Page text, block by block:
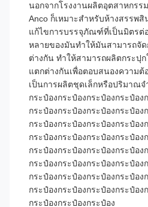
นอกจากโรงงานผลิตอุตสาหกรร
Anco ก็เหมาะสําหรับห้างสรรพ
แก้ไขการบรรจุภัณฑ์ที่เป็นมิตรต่
หลายของมันทําให้มันสามารถจั
ต่างกัน ทําให้สามารถผลิตกระปุ
แตกต่างกันเพื่อตอบสนองความต้
เป็นการผลิตชุดเล็กหรือปริมาณจํ
กระป๋องกระป๋องกระป๋องกระป๋อง
กระป๋องกระป๋องกระป๋องกระป๋อง
กระป๋องกระป๋องกระป๋องกระป๋อง
กระป๋องกระป๋องกระป๋องกระป๋อง
กระป๋องกระป๋องกระป๋องกระป๋อง
กระป๋องกระป๋องกระป๋องกระป๋อง
กระป๋องกระป๋องกระป๋องกระป๋อง
กระป๋องกระป๋องกระป๋องกระป๋อง
กระป๋องกระป๋องกระป๋อง